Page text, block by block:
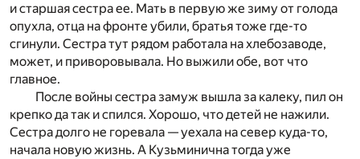
и старшая сестра ее. Мать в первую же зиму от голода
опухла, отца на фронте убили, братья тоже где-то
сгинули. Сестра тут рядом работала на хлебозаводе,
может, и приворовывала. Но выжили обе, вот что
главное.
После войны сестра замуж вышла за калеку, пил он
крепко да так и спился. Хорошо, что детей не нажили.
Сестра долго не горевала — уехала на север куда-то,
начала новую жизнь. А Кузьминична тогда уже